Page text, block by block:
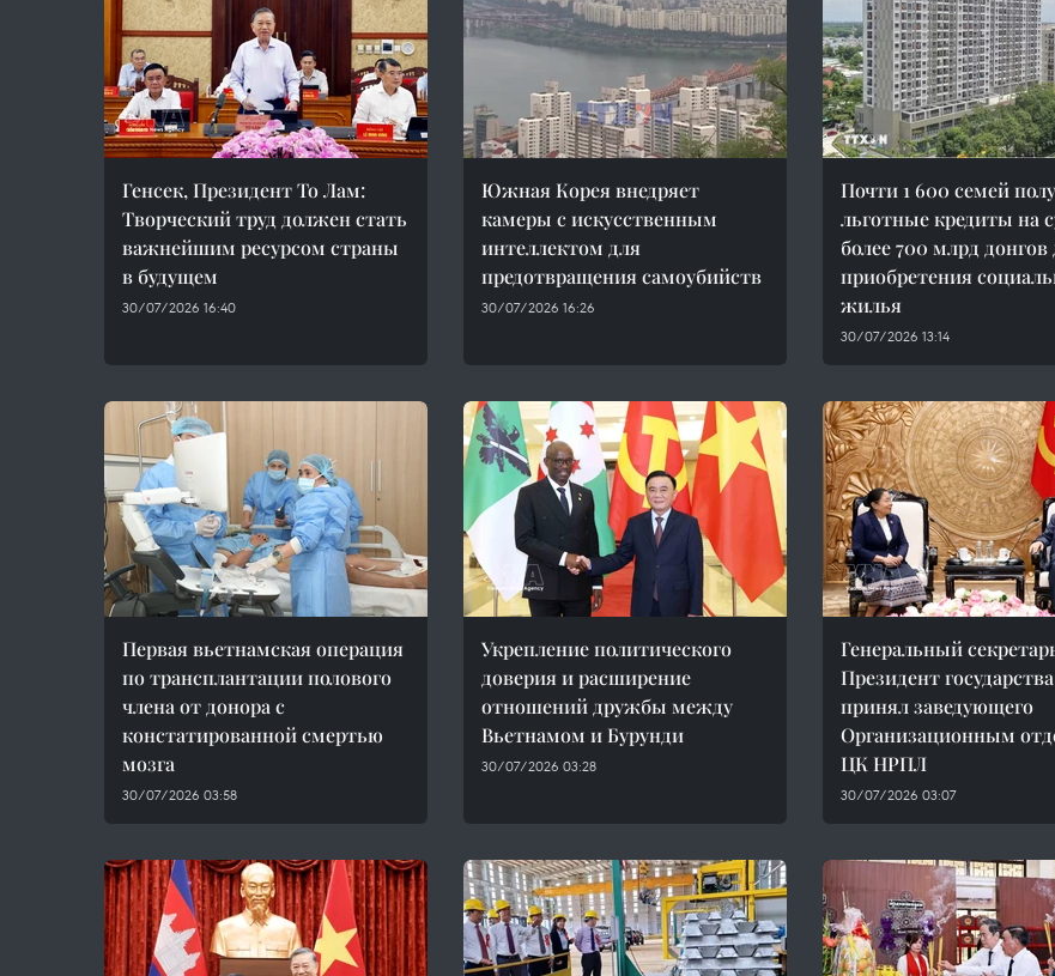
Генсек, Президент То Лам:
Творческий труд должен стать
важнейшим ресурсом страны
в будущем
30/07/2026 16:40
Южная Корея внедряет
камеры с искусственным
интеллектом для
предотвращения самоубийств
30/07/2026 16:26
Почти 1 600 семей
льготные кредиты на
более 700 млрд донгов
приобретения
жилья
30/07/2026 13:14
Первая вьетнамская операция
по трансплантации полового
члена от донора с
констатированной смертью
мозга
30/07/2026 03:58
Укрепление политического
доверия и расширение
отношений дружбы между
Вьетнамом и Бурунди
30/07/2026 03:28
Генеральный
Президент
принял заведующего
Организационным
ЦК НРПЛ
30/07/2026 03:07